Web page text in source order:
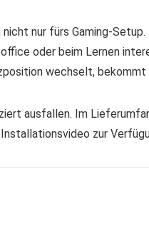
nur fürs Gaming-
oder beim Lernen
wechselt, bekommt
ausfallen. Im
zur